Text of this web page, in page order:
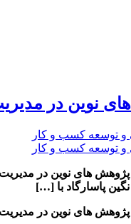
نوین در
پژوهش های نوین در
پاسارگاد با […]
پژوهش های نوین در